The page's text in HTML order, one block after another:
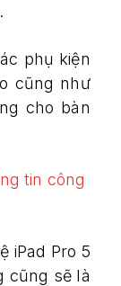
phụ kiện
cũng như
cho bàn
iPad Pro 5
cũng sẽ là